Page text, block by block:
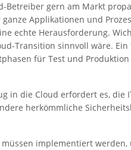
Betreiber gern am Markt
Applikationen und
echte Herausforderung.
Transition sinnvoll wäre.
für Test und
in die Cloud erfordert es, die
herkömmliche
implementiert werden,